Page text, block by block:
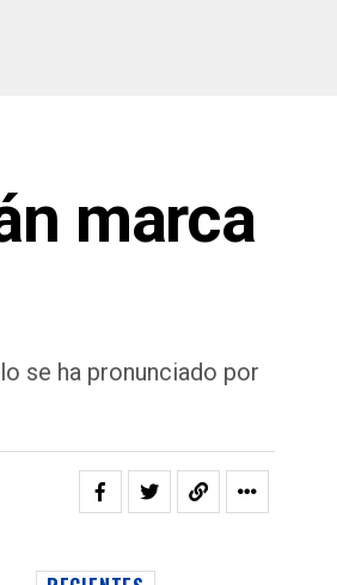
marca
se ha pronunciado por